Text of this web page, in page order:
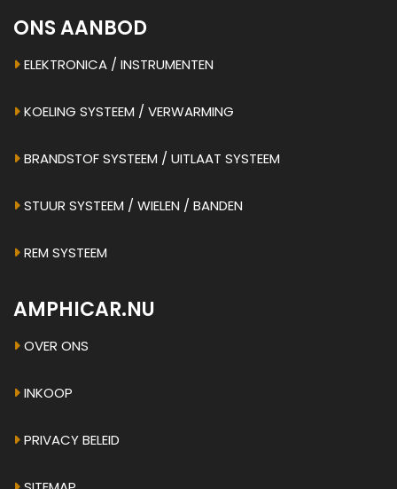
ONS AANBOD
ELEKTRONICA / INSTRUMENTEN
KOELING SYSTEEM / VERWARMING
BRANDSTOF SYSTEEM / UITLAAT SYSTEEM
STUUR SYSTEEM / WIELEN / BANDEN
REM SYSTEEM
AMPHICAR.NU
OVER ONS
INKOOP
PRIVACY BELEID